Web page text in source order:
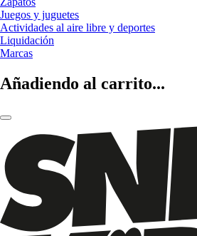
Juegos y juguetes
Actividades al aire libre y deportes
Liquidación
Marcas
Añadiendo al carrito...